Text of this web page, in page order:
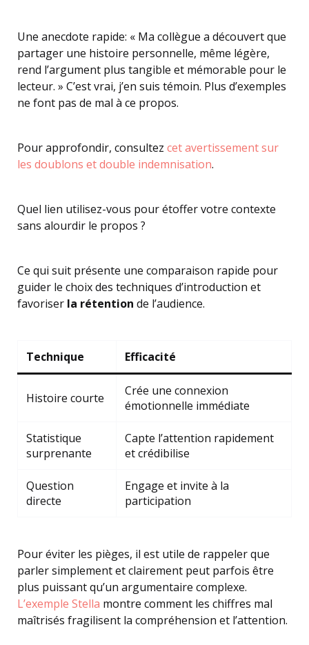
Une anecdote rapide: « Ma collègue a découvert que
partager une histoire personnelle, même légère,
rend l’argument plus tangible et mémorable pour le
lecteur. » C’est vrai, j’en suis témoin. Plus d’exemples
ne font pas de mal à ce propos.
Pour approfondir, consultez cet avertissement sur
les doublons et double indemnisation.
Quel lien utilisez-vous pour étoffer votre contexte
sans alourdir le propos ?
Ce qui suit présente une comparaison rapide pour
guider le choix des techniques d’introduction et
favoriser la rétention de l’audience.
Technique Efficacité
Histoire courte
Crée une connexion
émotionnelle immédiate
Statistique
surprenante
Capte l’attention rapidement
et crédibilise
Question
directe
Engage et invite à la
participation
Pour éviter les pièges, il est utile de rappeler que
parler simplement et clairement peut parfois être
plus puissant qu’un argumentaire complexe.
L’exemple Stella montre comment les chiffres mal
maîtrisés fragilisent la compréhension et l’attention.